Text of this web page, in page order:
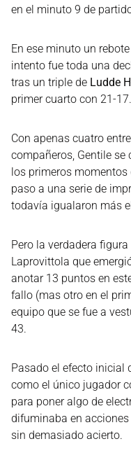
en el minuto 9 de
En ese minuto un
intento fue toda una
tras un triple de Ludde
primer cuarto con 21-17.
Con apenas cuatro
compañeros, Gentile
los primeros momentos
paso a una serie de
todavía igualaron más
Pero la verdadera
Laprovittola que
anotar 13 puntos en
fallo (mas otro en el
equipo que se fue a
43.
Pasado el efecto inicial
como el único jugador
para poner algo de
difuminaba en
sin demasiado acierto.